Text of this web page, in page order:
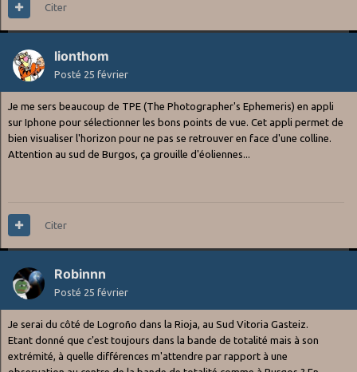
Citer
lionthom
Posté 25 février
Je me sers beaucoup de TPE (The Photographer's Ephemeris) en appli
sur Iphone pour sélectionner les bons points de vue. Cet appli permet de
bien visualiser l'horizon pour ne pas se retrouver en face d'une colline.
Attention au sud de Burgos, ça grouille d'éoliennes...
Citer
Robinnn
Posté 25 février
Je serai du côté de Logroño dans la Rioja, au Sud Vitoria Gasteiz.
Etant donné que c'est toujours dans la bande de totalité mais à son
extrémité, à quelle différences m'attendre par rapport à une